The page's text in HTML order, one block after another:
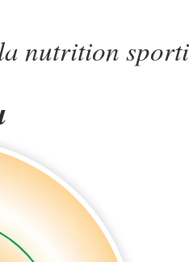
nutrition